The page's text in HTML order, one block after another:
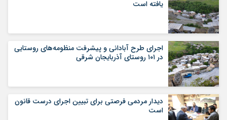
یافته است
اجرای طرح آبادانی و پیشرفت منظومه‌های روستایی
در ۱۰۱ روستای آذربایجان شرقی
دیدار مردمی فرصتی برای تبیین اجرای درست قانون
است